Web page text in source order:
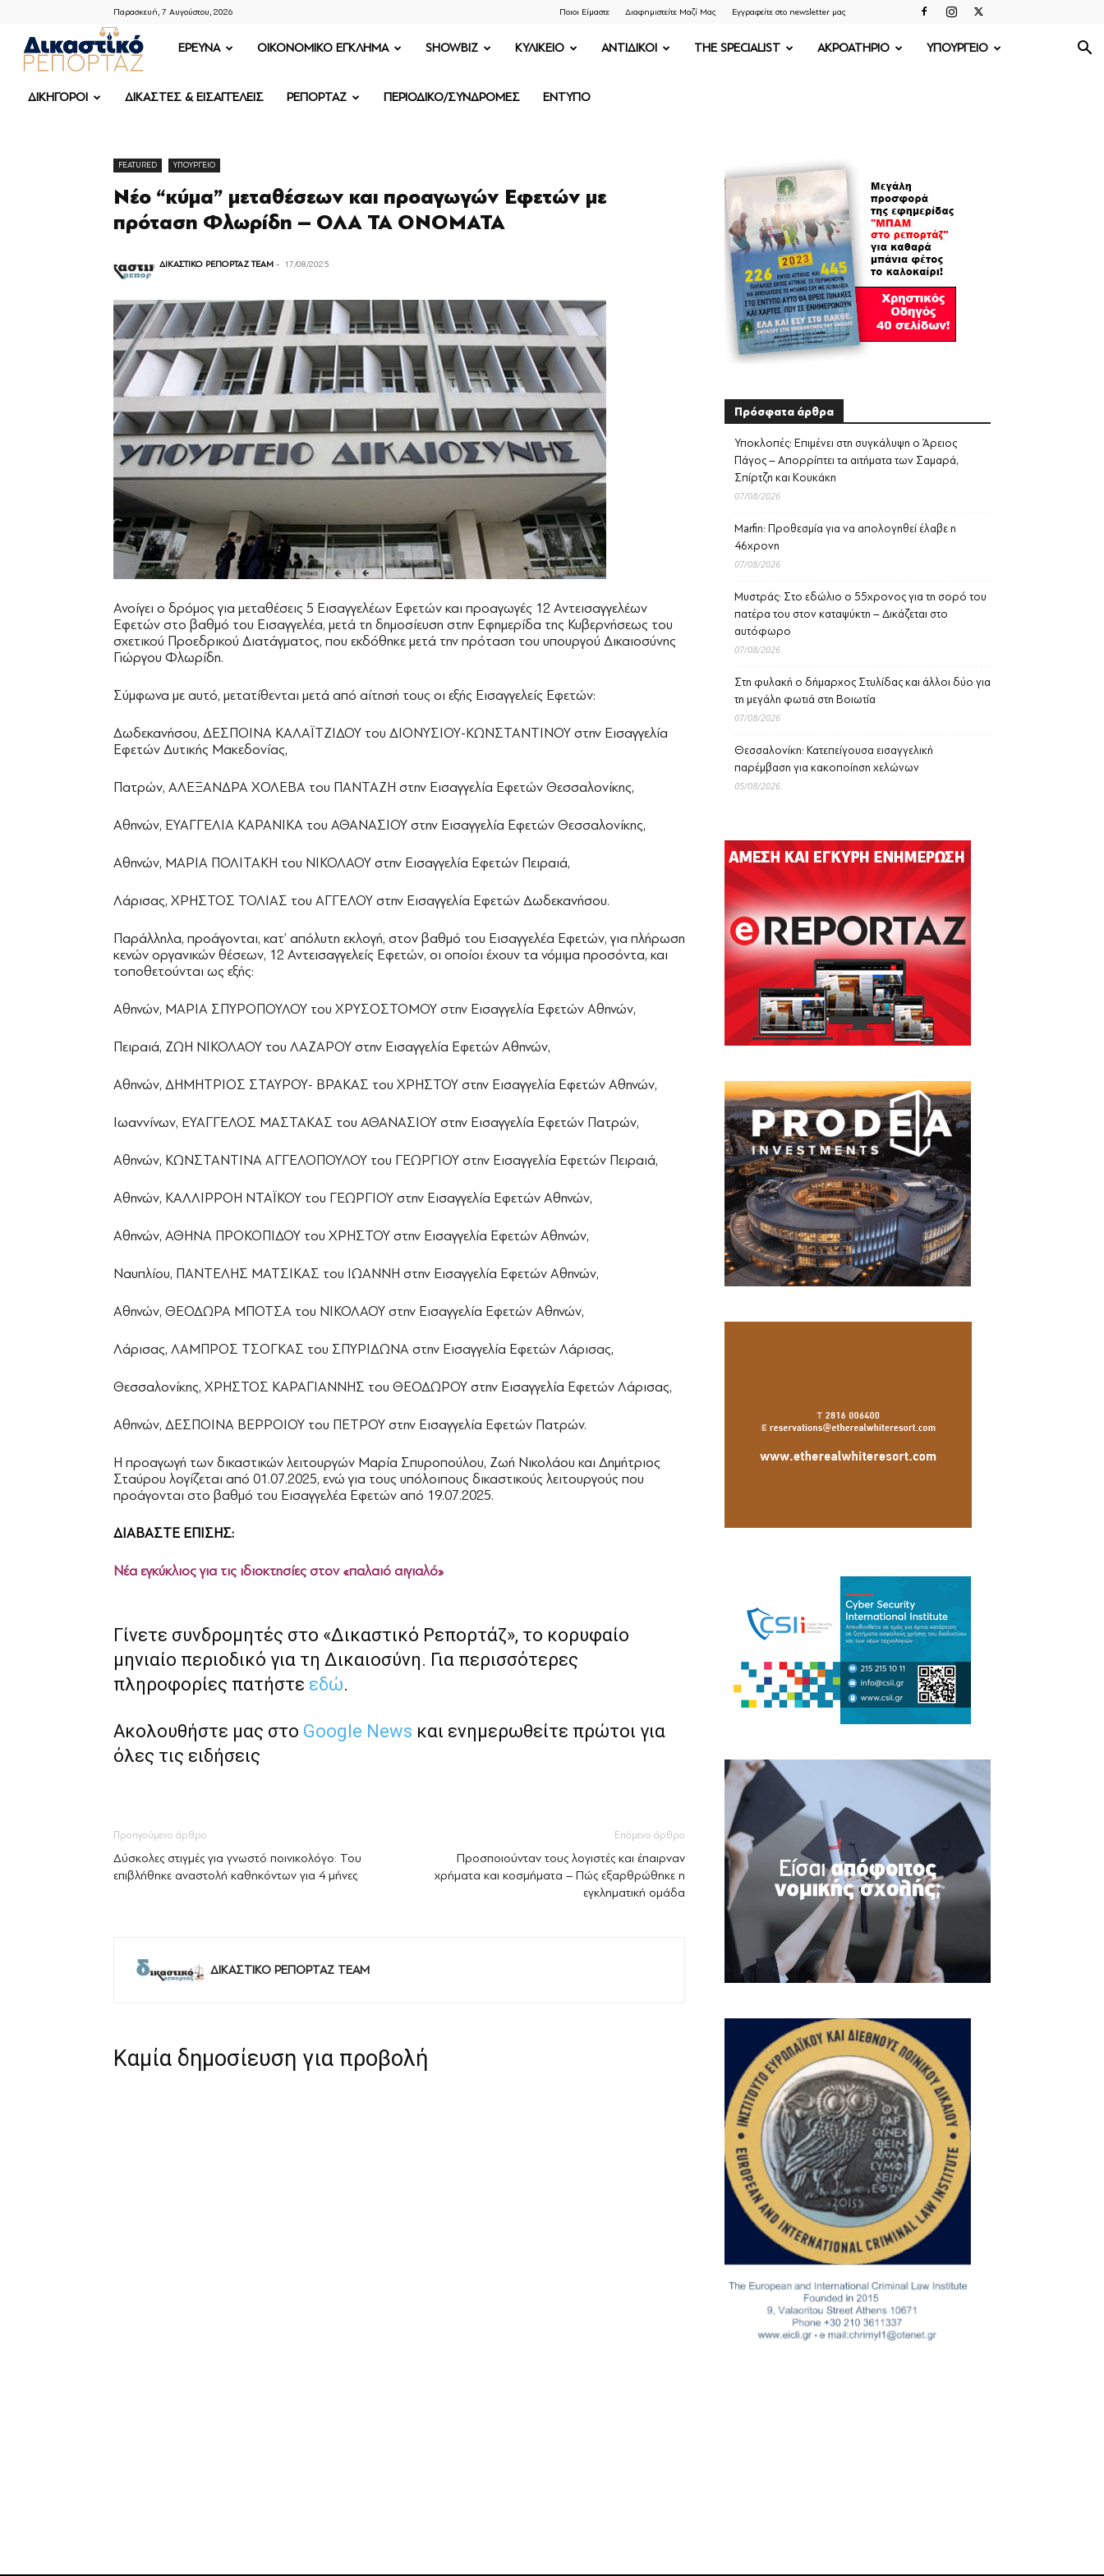
Παρασκευή, 7 Αυγούστου, 2026 Ποιοι Είμαστε Διαφημιστείτε Μαζί Μας Εγγραφείτε στο newsletter μας
ΔΙΚΑΣΤΙΚΟ
ΡΕΠΟΡΤΑΖ
ΕΡΕΥΝΑ OIKONOMIKO ΕΓΚΛΗΜΑ SHOWBIZ ΚΥΛΙΚΕΙΟ ΑΝΤΙΔΙΚΟΙ THE SPECIALIST ΑΚΡΟΑΤΗΡΙΟ ΥΠΟΥΡΓΕΙΟ
ΔΙΚΗΓΟΡΟΙ ΔΙΚΑΣΤΕΣ & ΕΙΣΑΓΓΕΛΕΙΣ ΡΕΠΟΡΤΑΖ ΠΕΡΙΟΔΙΚΟ/ΣΥΝΔΡΟΜΕΣ ΕΝΤΥΠΟ
FEATURED ΥΠΟΥΡΓΕΙΟ
Νέο “κύμα” μεταθέσεων και προαγωγών Εφετών με
πρόταση Φλωρίδη – ΟΛΑ ΤΑ ΟΝΟΜΑΤΑ
ΔΙΚΑΣΤΙΚΟ ΡΕΠΟΡΤΑΖ TEAM - 17/08/2025
Ανοίγει ο δρόμος για μεταθέσεις 5 Εισαγγελέων Εφετών και προαγωγές 12 Αντεισαγγελέων
Εφετών στο βαθμό του Εισαγγελέα, μετά τη δημοσίευση στην Εφημερίδα της Κυβερνήσεως του
σχετικού Προεδρικού Διατάγματος, που εκδόθηκε μετά την πρόταση του υπουργού Δικαιοσύνης
Γιώργου Φλωρίδη.
Σύμφωνα με αυτό, μετατίθενται μετά από αίτησή τους οι εξής Εισαγγελείς Εφετών:
Δωδεκανήσου, ΔΕΣΠΟΙΝΑ ΚΑΛΑΪΤΖΙΔΟΥ του ΔΙΟΝΥΣΙΟΥ-ΚΩΝΣΤΑΝΤΙΝΟΥ στην Εισαγγελία
Εφετών Δυτικής Μακεδονίας,
Πατρών, ΑΛΕΞΑΝΔΡΑ ΧΟΛΕΒΑ του ΠΑΝΤΑΖΗ στην Εισαγγελία Εφετών Θεσσαλονίκης,
Αθηνών, ΕΥΑΓΓΕΛΙΑ ΚΑΡΑΝΙΚΑ του ΑΘΑΝΑΣΙΟΥ στην Εισαγγελία Εφετών Θεσσαλονίκης,
Αθηνών, ΜΑΡΙΑ ΠΟΛΙΤΑΚΗ του ΝΙΚΟΛΑΟΥ στην Εισαγγελία Εφετών Πειραιά,
Λάρισας, ΧΡΗΣΤΟΣ ΤΟΛΙΑΣ του ΑΓΓΕΛΟΥ στην Εισαγγελία Εφετών Δωδεκανήσου.
Παράλληλα, προάγονται, κατ’ απόλυτη εκλογή, στον βαθμό του Εισαγγελέα Εφετών, για πλήρωση
κενών οργανικών θέσεων, 12 Αντεισαγγελείς Εφετών, οι οποίοι έχουν τα νόμιμα προσόντα, και
τοποθετούνται ως εξής:
Αθηνών, ΜΑΡΙΑ ΣΠΥΡΟΠΟΥΛΟΥ του ΧΡΥΣΟΣΤΟΜΟΥ στην Εισαγγελία Εφετών Αθηνών,
Πειραιά, ΖΩΗ ΝΙΚΟΛΑΟΥ του ΛΑΖΑΡΟΥ στην Εισαγγελία Εφετών Αθηνών,
Αθηνών, ΔΗΜΗΤΡΙΟΣ ΣΤΑΥΡΟΥ- ΒΡΑΚΑΣ του ΧΡΗΣΤΟΥ στην Εισαγγελία Εφετών Αθηνών,
Ιωαννίνων, ΕΥΑΓΓΕΛΟΣ ΜΑΣΤΑΚΑΣ του ΑΘΑΝΑΣΙΟΥ στην Εισαγγελία Εφετών Πατρών,
Αθηνών, ΚΩΝΣΤΑΝΤΙΝΑ ΑΓΓΕΛΟΠΟΥΛΟΥ του ΓΕΩΡΓΙΟΥ στην Εισαγγελία Εφετών Πειραιά,
Αθηνών, ΚΑΛΛΙΡΡΟΗ ΝΤΑΪΚΟΥ του ΓΕΩΡΓΙΟΥ στην Εισαγγελία Εφετών Αθηνών,
Αθηνών, ΑΘΗΝΑ ΠΡΟΚΟΠΙΔΟΥ του ΧΡΗΣΤΟΥ στην Εισαγγελία Εφετών Αθηνών,
Ναυπλίου, ΠΑΝΤΕΛΗΣ ΜΑΤΣΙΚΑΣ του ΙΩΑΝΝΗ στην Εισαγγελία Εφετών Αθηνών,
Αθηνών, ΘΕΟΔΩΡΑ ΜΠΟΤΣΑ του ΝΙΚΟΛΑΟΥ στην Εισαγγελία Εφετών Αθηνών,
Λάρισας, ΛΑΜΠΡΟΣ ΤΣΟΓΚΑΣ του ΣΠΥΡΙΔΩΝΑ στην Εισαγγελία Εφετών Λάρισας,
Θεσσαλονίκης, ΧΡΗΣΤΟΣ ΚΑΡΑΓΙΑΝΝΗΣ του ΘΕΟΔΩΡΟΥ στην Εισαγγελία Εφετών Λάρισας,
Αθηνών, ΔΕΣΠΟΙΝΑ ΒΕΡΡΟΙΟΥ του ΠΕΤΡΟΥ στην Εισαγγελία Εφετών Πατρών.
Η προαγωγή των δικαστικών λειτουργών Μαρία Σπυροπούλου, Ζωή Νικολάου και Δημήτριος
Σταύρου λογίζεται από 01.07.2025, ενώ για τους υπόλοιπους δικαστικούς λειτουργούς που
προάγονται στο βαθμό του Εισαγγελέα Εφετών από 19.07.2025.
ΔΙΑΒΑΣΤΕ ΕΠΙΣΗΣ:
Νέα εγκύκλιος για τις ιδιοκτησίες στον «παλαιό αιγιαλό»
Γίνετε συνδρομητές στο «Δικαστικό Ρεπορτάζ», το κορυφαίο
μηνιαίο περιοδικό για τη Δικαιοσύνη. Για περισσότερες
πληροφορίες πατήστε εδώ.
Ακολουθήστε μας στο Google News και ενημερωθείτε πρώτοι για
όλες τις ειδήσεις
Προηγούμενο άρθρο
Δύσκολες στιγμές για γνωστό ποινικολόγο: Του
επιβλήθηκε αναστολή καθηκόντων για 4 μήνες
Επόμενο άρθρο
Προσποιούνταν τους λογιστές και έπαιρναν
χρήματα και κοσμήματα – Πώς εξαρθρώθηκε η
εγκληματική ομάδα
ΔΙΚΑΣΤΙΚΟ ΡΕΠΟΡΤΑΖ TEAM
Καμία δημοσίευση για προβολή
Πρόσφατα άρθρα
Υποκλοπές: Επιμένει στη συγκάλυψη ο Άρειος
Πάγος – Απορρίπτει τα αιτήματα των Σαμαρά,
Σπίρτζη και Κουκάκη
07/08/2026
Marfin: Προθεσμία για να απολογηθεί έλαβε η
46χρονη
07/08/2026
Μυστράς: Στο εδώλιο ο 55χρονος για τη σορό του
πατέρα του στον καταψύκτη – Δικάζεται στο
αυτόφωρο
07/08/2026
Στη φυλακή ο δήμαρχος Στυλίδας και άλλοι δύο για
τη μεγάλη φωτιά στη Βοιωτία
07/08/2026
Θεσσαλονίκη: Κατεπείγουσα εισαγγελική
παρέμβαση για κακοποίηση χελώνων
05/08/2026